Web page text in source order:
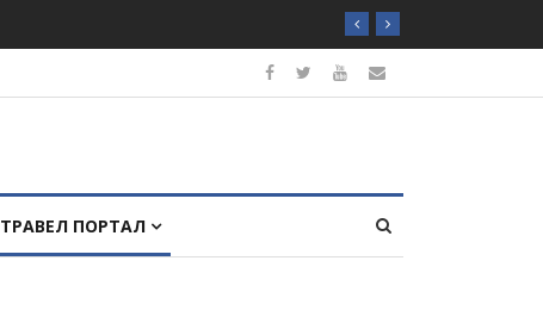
ТРАВЕЛ ПОРТАЛ